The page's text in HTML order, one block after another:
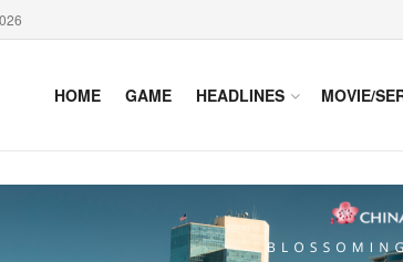
HOME GAME HEADLINES MOVIE/